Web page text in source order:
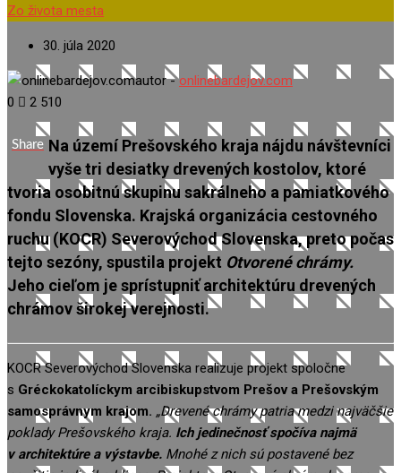
Zo života mesta
30. júla 2020
autor -onlinebardejov.com
0
2 510
Share Na území Prešovského kraja nájdu návštevníci
vyše tri desiatky drevených kostolov, ktoré
tvoria osobitnú skupinu sakrálneho a pamiatkového
fondu Slovenska. Krajská organizácia cestovného
ruchu (KOCR) Severovýchod Slovenska, preto počas
tejto sezóny, spustila projekt Otvorené chrámy.
Jeho cieľom je sprístupniť architektúru drevených
chrámov širokej verejnosti.
KOCR Severovýchod Slovenska realizuje projekt spoločne
s Gréckokatolíckym arcibiskupstvom Prešov a Prešovským
samosprávnym krajom. „Drevené chrámy patria medzi najväčšie
poklady Prešovského kraja. Ich jedinečnosť spočíva najmä
v architektúre a výstavbe. Mnohé z nich sú postavené bez